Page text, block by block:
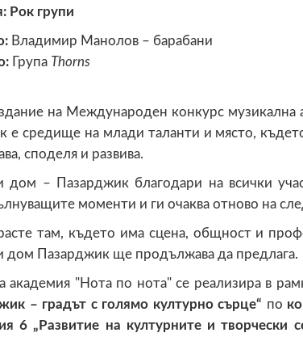
Рок групи
Владимир Манолов – барабани
Група Thorns
на Международен конкурс музикална
е средище на млади таланти и място,
споделя и развива.
дом – Пазарджик благодари на всички
моменти и ги очаква отново на
там, където има сцена, общност и
дом Пазарджик ще продължава да предлага.
академия "Нота по нота" се реализира в
– градът с голямо културно сърце“ по
6 „Развитие на културните и творчески